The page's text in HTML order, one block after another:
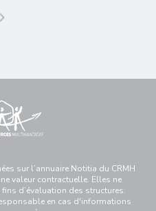
sur l’annuaire Notitia du CRMH
valeur contractuelle. Elles ne
d’évaluation des structures.
en cas d'informations